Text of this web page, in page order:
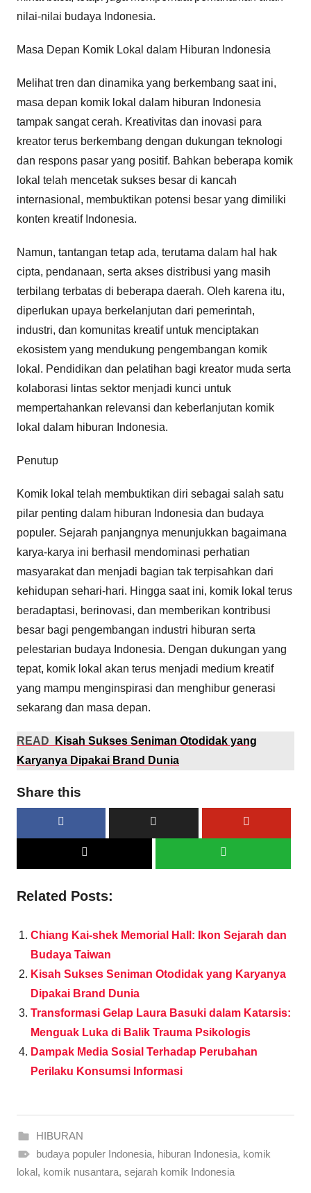
nilai-nilai budaya Indonesia.
Masa Depan Komik Lokal dalam Hiburan Indonesia
Melihat tren dan dinamika yang berkembang saat ini,
masa depan komik lokal dalam hiburan Indonesia
tampak sangat cerah. Kreativitas dan inovasi para
kreator terus berkembang dengan dukungan teknologi
dan respons pasar yang positif. Bahkan beberapa komik
lokal telah mencetak sukses besar di kancah
internasional, membuktikan potensi besar yang dimiliki
konten kreatif Indonesia.
Namun, tantangan tetap ada, terutama dalam hal hak
cipta, pendanaan, serta akses distribusi yang masih
terbilang terbatas di beberapa daerah. Oleh karena itu,
diperlukan upaya berkelanjutan dari pemerintah,
industri, dan komunitas kreatif untuk menciptakan
ekosistem yang mendukung pengembangan komik
lokal. Pendidikan dan pelatihan bagi kreator muda serta
kolaborasi lintas sektor menjadi kunci untuk
mempertahankan relevansi dan keberlanjutan komik
lokal dalam hiburan Indonesia.
Penutup
Komik lokal telah membuktikan diri sebagai salah satu
pilar penting dalam hiburan Indonesia dan budaya
populer. Sejarah panjangnya menunjukkan bagaimana
karya-karya ini berhasil mendominasi perhatian
masyarakat dan menjadi bagian tak terpisahkan dari
kehidupan sehari-hari. Hingga saat ini, komik lokal terus
beradaptasi, berinovasi, dan memberikan kontribusi
besar bagi pengembangan industri hiburan serta
pelestarian budaya Indonesia. Dengan dukungan yang
tepat, komik lokal akan terus menjadi medium kreatif
yang mampu menginspirasi dan menghibur generasi
sekarang dan masa depan.
READ
Kisah Sukses Seniman Otodidak yang
Karyanya Dipakai Brand Dunia
Share this
Related Posts:
Chiang Kai-shek Memorial Hall: Ikon Sejarah dan
Budaya Taiwan
Kisah Sukses Seniman Otodidak yang Karyanya
Dipakai Brand Dunia
Transformasi Gelap Laura Basuki dalam Katarsis:
Menguak Luka di Balik Trauma Psikologis
Dampak Media Sosial Terhadap Perubahan
Perilaku Konsumsi Informasi
HIBURAN
budaya populer Indonesia, hiburan Indonesia, komik
lokal, komik nusantara, sejarah komik Indonesia